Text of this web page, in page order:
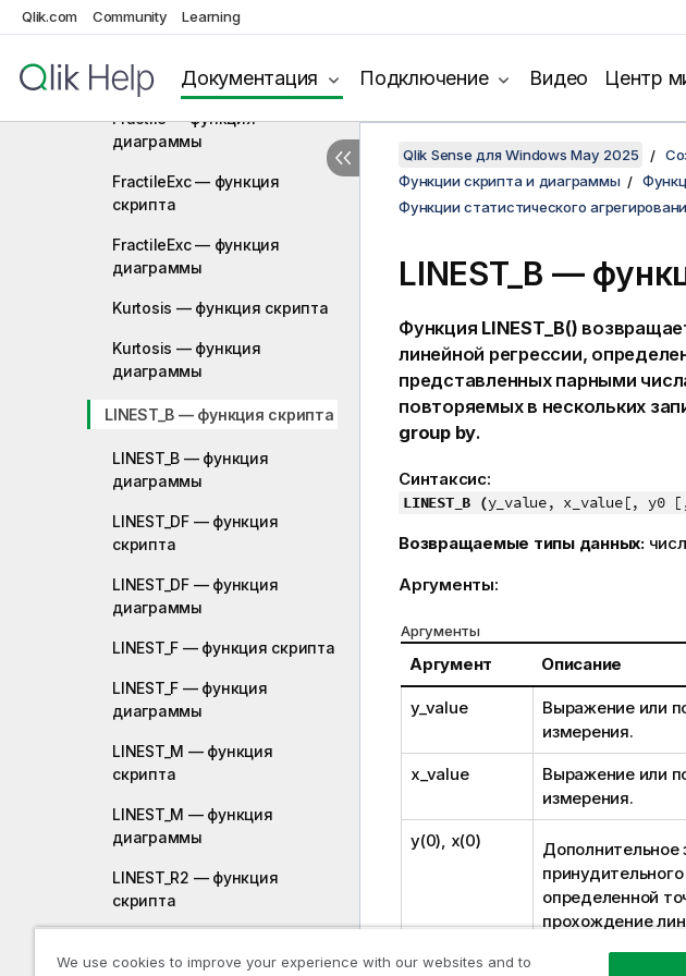
Qlik.com Community Learning
Документация Подключение Видео Центр
Correl — функция
диаграммы
Fractile — функция скрипта
Fractile — функция
диаграммы
FractileExc — функция
скрипта
FractileExc — функция
диаграммы
Kurtosis — функция скрипта
Kurtosis — функция
диаграммы
LINEST_B — функция скрипта
LINEST_B — функция
диаграммы
LINEST_DF — функция
скрипта
LINEST_DF — функция
диаграммы
LINEST_F — функция скрипта
LINEST_F — функция
диаграммы
LINEST_M — функция
скрипта
LINEST_M — функция
диаграммы
LINEST_R2 — функция
скрипта
диаграммы
Qlik Sense для Windows May 2025
Функции скрипта и диаграммы
Функции статистического
LINEST_B —
Функция LINEST_B()
линейной регрессии,
представленных парными
повторяемых в нескольких
group by.
Синтаксис:
LINEST_B (y_value, x_value[, y0
Возвращаемые типы данных:
Аргументы:
Аргументы
Аргумент Описание
y_value Выражение или
измерения.
x_value Выражение или
измерения.
y(0), x(0) Дополнительное
определенной
прохождение
We use cookies to improve your experience with our websites and to